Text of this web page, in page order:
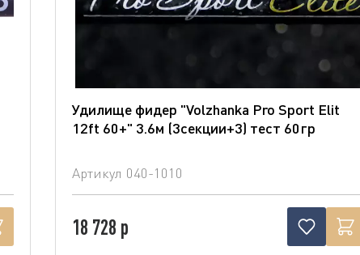
Удилище фидер "Volzhanka Pro Sport Elit
12ft 60+" 3.6м (3секции+3) тест 60гр
Артикул 040-1010
18 728 р